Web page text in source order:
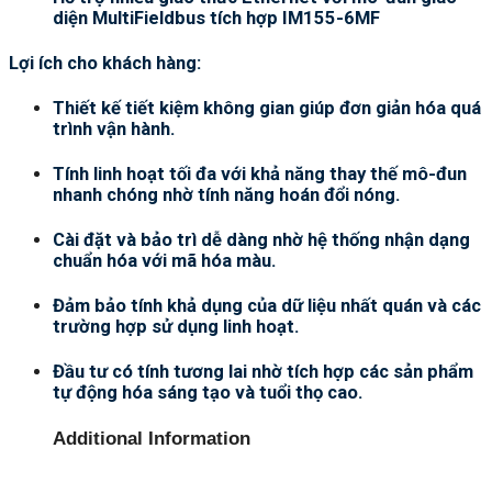
diện MultiFieldbus tích hợp IM155-6MF
Lợi ích cho khách hàng:
Thiết kế tiết kiệm không gian giúp đơn giản hóa quá
trình vận hành.
Tính linh hoạt tối đa với khả năng thay thế mô-đun
nhanh chóng nhờ tính năng hoán đổi nóng.
Cài đặt và bảo trì dễ dàng nhờ hệ thống nhận dạng
chuẩn hóa với mã hóa màu.
Đảm bảo tính khả dụng của dữ liệu nhất quán và các
trường hợp sử dụng linh hoạt.
Đầu tư có tính tương lai nhờ tích hợp các sản phẩm
tự động hóa sáng tạo và tuổi thọ cao.
Additional Information